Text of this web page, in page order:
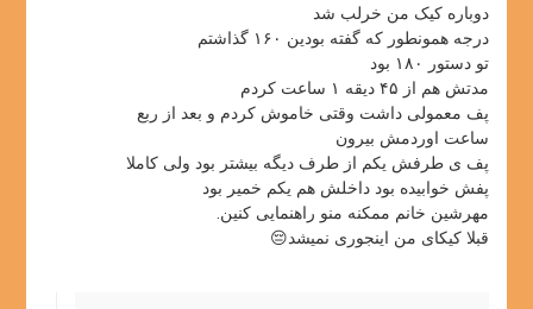
دوباره کیک من خرلب شد
درجه همونطور که گفته بودین ۱۶۰ گذاشتم
تو دستور ۱۸۰ بود
مدتش هم از ۴۵ دیقه ۱ ساعت کردم
پف معمولی داشت وقتی خاموش کردم و بعد از ربع
ساعت اوردمش بیرون
پف ی طرفش یکم از طرف دیگه بیشتر بود ولی کاملا
پفش خوابیده بود داخلش هم یکم خمیر بود
مهرشین خانم‌ ممکنه منو راهنمایی کنین.
قبلا کیکای من اینجوری نمیشد😔